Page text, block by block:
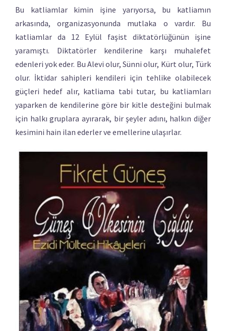
Bu katliamlar kimin işine yarıyorsa, bu katliamın
arkasında, organizasyonunda mutlaka o vardır. Bu
katliamlar da 12 Eylül faşist diktatörlüğünün işine
yaramıştı. Diktatörler kendilerine karşı muhalefet
edenleri yok eder. Bu Alevi olur, Sünni olur, Kürt olur, Türk
olur. İktidar sahipleri kendileri için tehlike olabilecek
güçleri hedef alır, katliama tabi tutar, bu katliamları
yaparken de kendilerine göre bir kitle desteğini bulmak
için halkı gruplara ayırarak, bir şeyler adını, halkın diğer
kesimini hain ilan ederler ve emellerine ulaşırlar.